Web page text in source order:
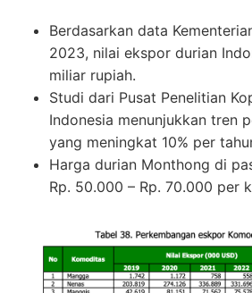
Berdasarkan data
2023, nilai ekspor durian
miliar rupiah.
Studi dari Pusat Penelitian
Indonesia menunjukkan tren
yang meningkat 10% per
Harga durian Monthong di
Rp. 50.000 – Rp. 70.000 per